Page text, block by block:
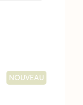
NOUVEAU